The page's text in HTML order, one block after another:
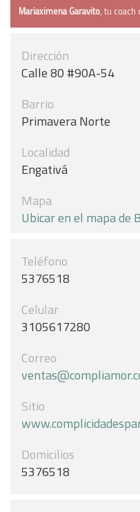
Mariaximena Garavito, tu coach
Dirección
Calle 80 #90A-54
Barrio
Primavera Norte
Localidad
Engativá
Mapa
Ubicar en el mapa de
Teléfono
5376518
Celular
3105617280
Correo
Sitio
Domicilios
5376518